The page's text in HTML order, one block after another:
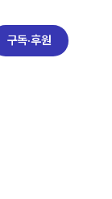
구독·후원